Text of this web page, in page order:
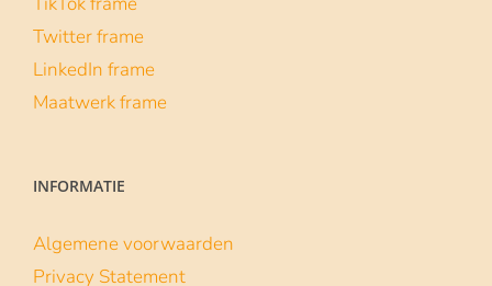
Twitter frame
LinkedIn frame
Maatwerk frame
INFORMATIE
Algemene voorwaarden
Privacy Statement